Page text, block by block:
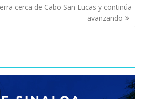
cerca de Cabo San Lucas y continúa
avanzando